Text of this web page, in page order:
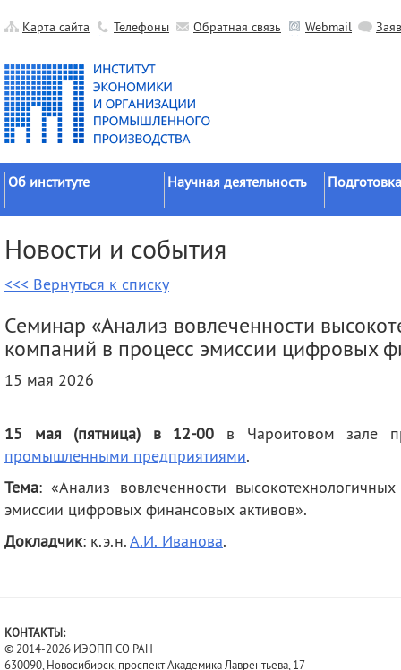
Карта сайта Телефоны Обратная связь Webmail
Об институте
Официальные документы
История
Научные подразделения
Прочие подразделения
Издательская
Контакты
Научная деятельность
исследований
Гранты
Научные школы
Публикации
советы
Целевое
Новости и события
<<< Вернуться к списку
Семинар «Анализ вовлеченности
компаний в процесс эмиссии цифровых
15 мая 2026
15 мая (пятница) в 12-00 в Чароитовом зале
промышленными предприятиями.
Тема: «Анализ вовлеченности
эмиссии цифровых финансовых активов».
Докладчик: к.э.н.А.И. Иванова.
КОНТАКТЫ:
© 2014-2026 ИЭОПП СО РАН
630090, Новосибирск, проспект Академика Лаврентьева, 17